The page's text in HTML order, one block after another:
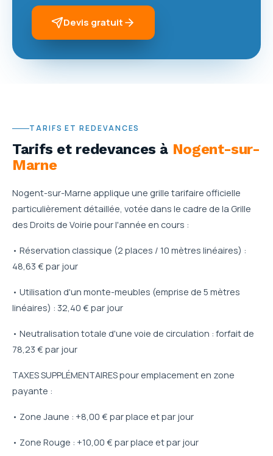
Devis gratuit
TARIFS ET REDEVANCES
Tarifs et redevances à Nogent-sur-
Marne
Nogent-sur-Marne applique une grille tarifaire officielle
particulièrement détaillée, votée dans le cadre de la Grille
des Droits de Voirie pour l'année en cours :
• Réservation classique (2 places / 10 mètres linéaires) :
48,63 € par jour
• Utilisation d'un monte-meubles (emprise de 5 mètres
linéaires) : 32,40 € par jour
• Neutralisation totale d'une voie de circulation : forfait de
78,23 € par jour
TAXES SUPPLÉMENTAIRES pour emplacement en zone
payante :
• Zone Jaune : +8,00 € par place et par jour
• Zone Rouge : +10,00 € par place et par jour